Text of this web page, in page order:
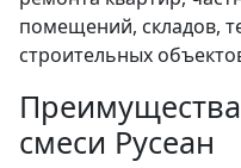
помещений, складов,
строительных
смеси Русеан